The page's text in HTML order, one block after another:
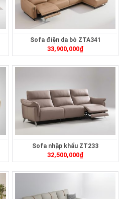
Sofa điện da bò ZTA341
33,900,000₫
Sofa nhập khẩu ZT233
32,500,000₫